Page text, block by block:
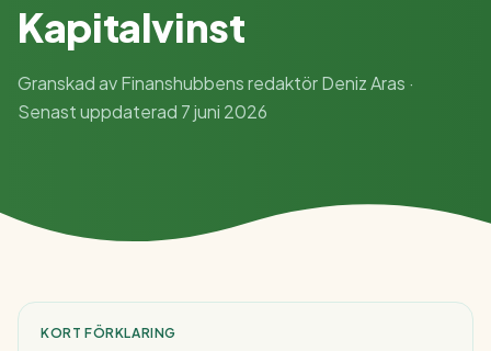
Kapitalvinst
Granskad av Finanshubbens redaktör Deniz Aras ·
Senast uppdaterad 7 juni 2026
KORT FÖRKLARING